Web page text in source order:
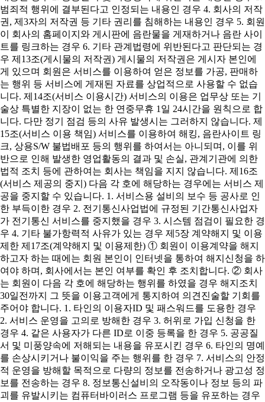
범죄적 행위에 결부된다고 인정되는 내용인 경우 4. 회사의 저작
권, 제3자의 저작권 등 기타 권리를 침해하는 내용인 경우 5. 회원
이 회사의 홈페이지와 게시판에 음란물을 게재하거나 음란 사이
트를 링크하는 경우 6. 기타 관계법령에 위반된다고 판단되는 경
우 제13조(게시물의 저작권) 게시물의 저작권은 게시자 본인에
게 있으며 회원은 서비스를 이용하여 얻은 정보를 가공, 판매하
는 행위 등 서비스에 게재된 자료를 상업적으로 사용할 수 없습
니다. 제14조(서비스 이용시간) 서비스의 이용은 업무상 또는 기
술상 특별한 지장이 없는 한 연중무휴 1일 24시간을 원칙으로 합
니다. 다만 정기 점검 등의 사유 발생시는 그러하지 않습니다. 제
15조(서비스 이용 책임) 서비스를 이용하여 해킹, 음란사이트 링
크, 상용S/W 불법배포 등의 행위를 하여서는 아니되며, 이를 위
반으로 인해 발생한 영업활동의 결과 및 손실, 관계기관에 의한
법적 조치 등에 관하여는 회사는 책임을 지지 않습니다. 제16조
(서비스 제공의 중지) 다음 각 호에 해당하는 경우에는 서비스 제
공을 중지할 수 있습니다. 1. 서비스용 설비의 보수 등 공사로 인
한 부득이한 경우 2. 전기통신사업법에 규정된 기간통신사업자
가 전기통신 서비스를 중지했을 경우 3. 시스템 점검이 필요한 경
우 4. 기타 불가항력적 사유가 있는 경우 제5장 계약해지 및 이용
제한 제17조(계약해지 및 이용제한) ① 회원이 이용계약을 해지
하고자 하는 때에는 회원 본인이 인터넷을 통하여 해지신청을 하
여야 하며, 회사에서는 본인 여부를 확인 후 조치합니다. ② 회사
는 회원이 다음 각 호에 해당하는 행위를 하였을 경우 해지조치
30일전까지 그 뜻을 이용고객에게 통지하여 의견진술할 기회를
주어야 합니다. 1. 타인의 이용자ID 및 패스워드를 도용한 경우
2. 서비스 운영을 고의로 방해한 경우 3. 허위로 가입 신청을 한
경우 4. 같은 사용자가 다른 ID로 이중 등록을 한 경우 5. 공공질
서 및 미풍양속에 저해되는 내용을 유포시킨 경우 6. 타인의 명예
를 손상시키거나 불이익을 주는 행위를 한 경우 7. 서비스의 안정
적 운영을 방해할 목적으로 다량의 정보를 전송하거나 광고성 정
보를 전송하는 경우 8. 정보통신설비의 오작동이나 정보 등의 파
괴를 유발시키는 컴퓨터바이러스 프로그램 등을 유포하는 경우